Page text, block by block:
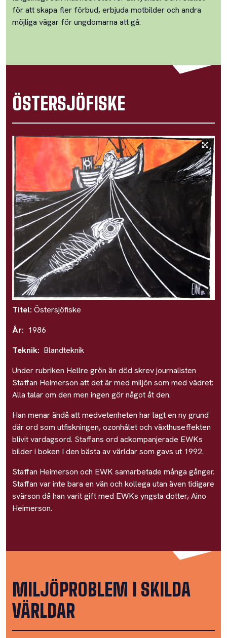
för att skapa fler förbud, erbjuda motbilder och andra
möjliga vägar för ungdomarna att gå.
ÖSTERSJÖFISKE
Titel: Östersjöfiske
År: 1986
Teknik: Blandteknik
Under rubriken Hellre grön än död skrev journalisten
Staffan Heimerson att det är med miljön som med vädret:
Alla talar om den men ingen gör något åt den.
Han menar ändå att medvetenheten har lagt en ny grund
där ord som utfiskningen, ozonhålet och växthuseffekten
blivit vardagsord. Staffans ord ackompanjerade EWKs
bilder i boken I den bästa av världar som gavs ut 1992.
Staffan Heimerson och EWK samarbetade många gånger.
Staffan var inte bara en vän och kollega utan även tidigare
svärson då han varit gift med EWKs yngsta dotter, Aino
Heimerson.
MILJÖPROBLEM I SKILDA
VÄRLDAR